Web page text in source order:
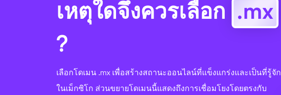
เหตุใดจึงควรเลือก .mx
?
เลือกโดเมน .mx เพื่อสร้างสถานะออนไลน์ที่แข็งแกร่งและเป็นที่รู้จัก
ในเม็กซิโก ส่วนขยายโดเมนนี้แสดงถึงการเชื่อมโยงโดยตรงกับ